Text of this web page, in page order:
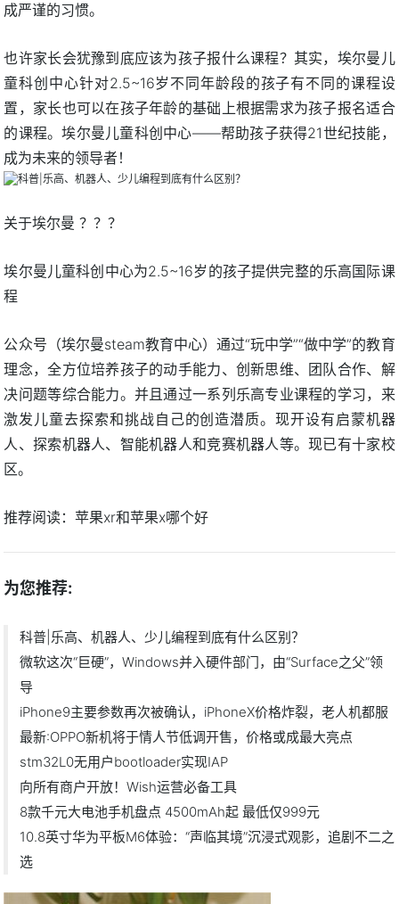
成严谨的习惯。
也许家长会犹豫到底应该为孩子报什么课程？其实，埃尔曼儿
童科创中心针对2.5~16岁不同年龄段的孩子有不同的课程设
置，家长也可以在孩子年龄的基础上根据需求为孩子报名适合
的课程。埃尔曼儿童科创中心——帮助孩子获得21世纪技能，
成为未来的领导者！
关于埃尔曼 ？？？
埃尔曼儿童科创中心为2.5~16岁的孩子提供完整的乐高国际课
程
公众号（埃尔曼steam教育中心）通过“玩中学”“做中学”的教育
理念，全方位培养孩子的动手能力、创新思维、团队合作、解
决问题等综合能力。并且通过一系列乐高专业课程的学习，来
激发儿童去探索和挑战自己的创造潜质。现开设有启蒙机器
人、探索机器人、智能机器人和竞赛机器人等。现已有十家校
区。
推荐阅读：苹果xr和苹果x哪个好
为您推荐:
科普|乐高、机器人、少儿编程到底有什么区别？
微软这次“巨硬”，Windows并入硬件部门，由“Surface之父”领
导
iPhone9主要参数再次被确认，iPhoneX价格炸裂，老人机都服
最新:OPPO新机将于情人节低调开售，价格或成最大亮点
stm32L0无用户bootloader实现IAP
向所有商户开放！Wish运营必备工具
8款千元大电池手机盘点 4500mAh起 最低仅999元
10.8英寸华为平板M6体验：“声临其境”沉浸式观影，追剧不二之
选